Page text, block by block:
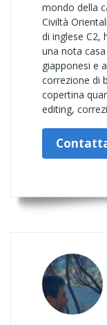
mondo della
Civiltà
di inglese C2,
una nota
giapponesi e
correzione di
copertina
editing,